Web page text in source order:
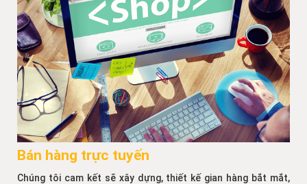
Bán hàng trực tuyến
Chúng tôi cam kết sẽ xây dựng, thiết kế gian hàng bắt mắt,